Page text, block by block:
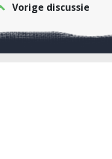
Vorige discussie